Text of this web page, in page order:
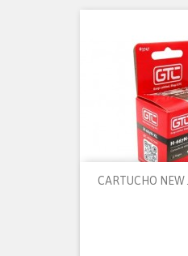
CARTUCHO NEW